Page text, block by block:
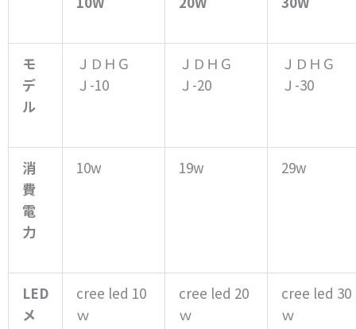
モ
デ
ル
ＪＤＨＧ
Ｊ-10
ＪＤＨＧ
Ｊ-20
ＪＤＨＧ
Ｊ-30
消
費
電
力
10w 19w 29w
LED
メ
cree led 10
ｗ
cree led 20
ｗ
cree led 30
ｗ